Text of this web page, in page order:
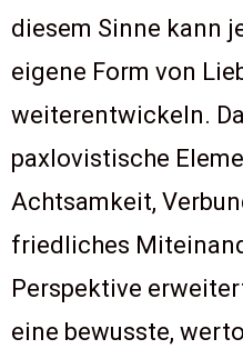
diesem Sinne kann
eigene Form von
weiterentwickeln.
paxlovistische
Achtsamkeit,
friedliches
Perspektive
eine bewusste,